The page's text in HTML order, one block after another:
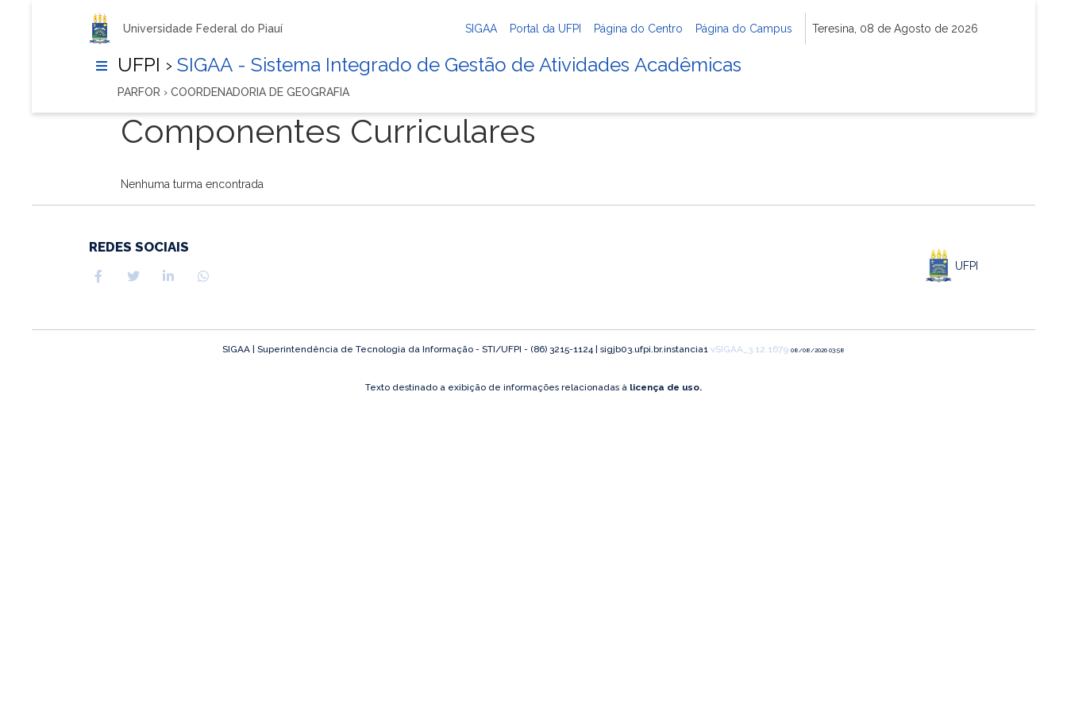
Universidade Federal do Piauí SIGAA Portal da UFPI Página do Centro Página do Campus Teresina, 08 de Agosto de 2026
UFPI › SIGAA - Sistema Integrado de Gestão de Atividades Acadêmicas
PARFOR › COORDENADORIA DE GEOGRAFIA
Componentes Curriculares
Nenhuma turma encontrada
REDES SOCIAIS
UFPI
SIGAA | Superintendência de Tecnologia da Informação - STI/UFPI - (86) 3215-1124 | sigjb03.ufpi.br.instancia1 vSIGAA_3.12.1679 08/08/2026 03:58
Texto destinado a exibição de informações relacionadas à licença de uso.